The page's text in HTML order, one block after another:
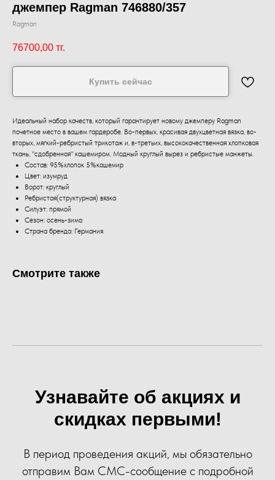
джемпер Ragman 746880/357
Ragman
76700,00 тг.
Купить сейчас
Идеальный набор качеств, который гарантирует новому джемперу Ragman
почетное место в вашем гардеробе. Во-первых, красивая двухцветная вязка, во-
вторых, мягкий-ребристый трикотаж и, в-третьих, высококачественная хлопковая
ткань, "сдобренная" кашемиром. Модный круглый вырез и ребристые манжеты.
Состав: 95%хлопок 5%кашемир
Цвет: изумруд
Ворот: круглый
Ребристая(структурная) вязка
Силуэт: прямой
Сезон: осень-зима
Страна бренда: Германия
Смотрите также
Узнавайте об акциях и
скидках первыми!
В период проведения акций, мы обязательно
отправим Вам СМС-сообщение с подробной